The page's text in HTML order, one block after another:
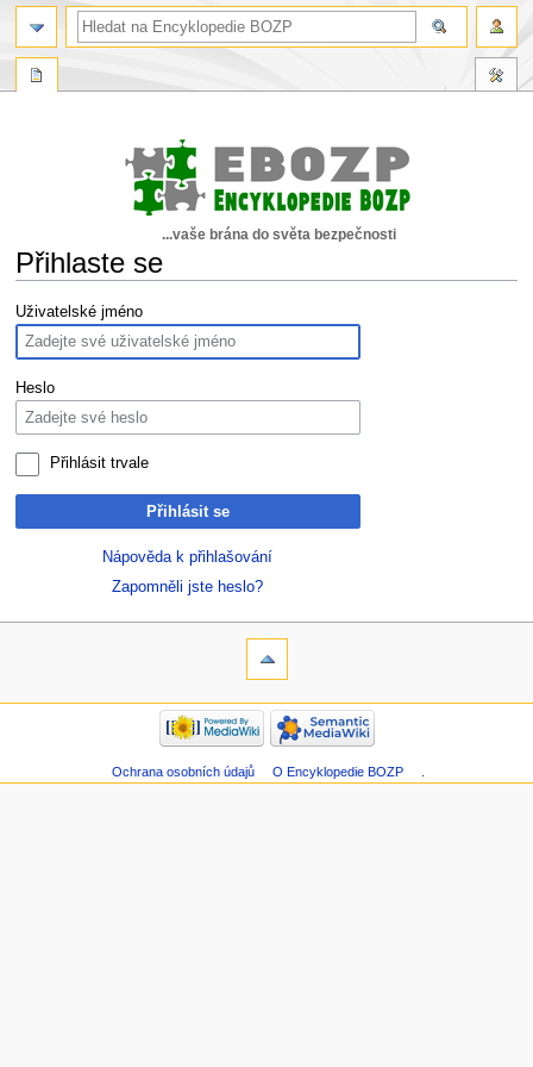
...vaše brána do světa bezpečnosti
Přihlaste se
Skočit
na
navigaci
Skočit
na
vyhledávání
Uživatelské jméno
Heslo
Přihlásit trvale
Přihlásit se
Nápověda k přihlašování
Zapomněli jste heslo?
Ochrana osobních údajů O Encyklopedie BOZP